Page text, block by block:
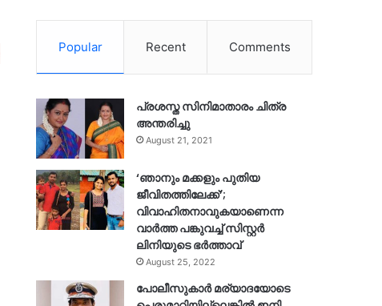
Popular Recent Comments
പ്രശസ്ത സിനിമാതാരം ചിത്ര
അന്തരിച്ചു
August 21, 2021
‘ഞാനും മക്കളും പുതിയ
ജീവിതത്തിലേക്ക്’;
വിവാഹിതനാവുകയാണെന്ന
വാർത്ത പങ്കുവച്ച് സിസ്റ്റർ
ലിനിയുടെ ഭർത്താവ്
August 25, 2022
പോലീസുകാര്‍ മര്യാദയോടെ